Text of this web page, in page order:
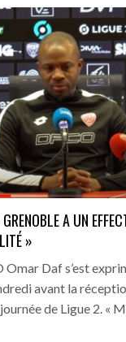
A UN
»
Omar Daf s’est
avant la
de Ligue 2. «